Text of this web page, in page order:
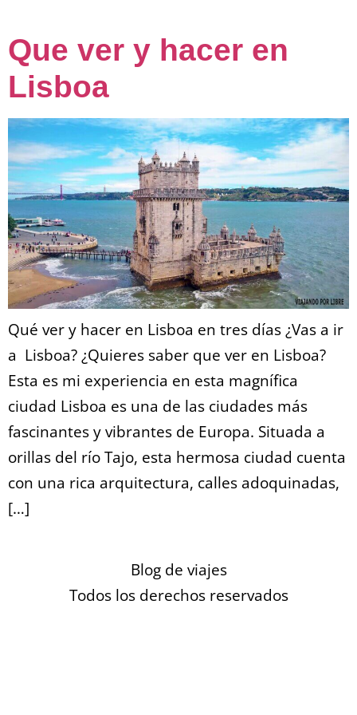
Que ver y hacer en
Lisboa
Qué ver y hacer en Lisboa en tres días ¿Vas a ir
a Lisboa? ¿Quieres saber que ver en Lisboa?
Esta es mi experiencia en esta magnífica
ciudad Lisboa es una de las ciudades más
fascinantes y vibrantes de Europa. Situada a
orillas del río Tajo, esta hermosa ciudad cuenta
con una rica arquitectura, calles adoquinadas,
[…]
Blog de viajes
Todos los derechos reservados